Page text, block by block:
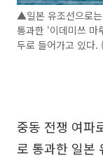
▲일본 유조선으로
통과한 ‘이데미쓰
두로 들어가고 있다
중동 전쟁 여파
로 통과한 일본